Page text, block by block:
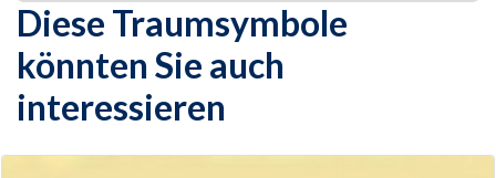
Diese Traumsymbole
könnten Sie auch
interessieren